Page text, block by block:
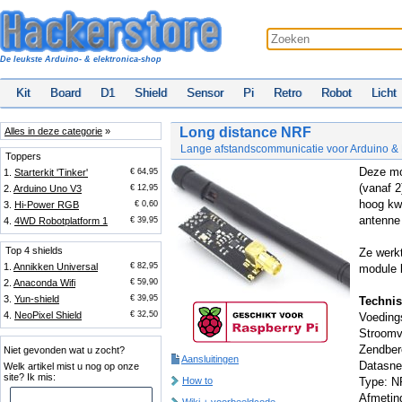
De leukste Arduino- & elektronica-shop
Kit Board D1 Shield Sensor Pi Retro Robot Licht
Alles in deze categorie »
Toppers
1. Starterkit 'Tinker' € 64,95
2. Arduino Uno V3 € 12,95
3. Hi-Power RGB € 0,60
4. 4WD Robotplatform 1 € 39,95
Top 4 shields
1. Annikken Universal € 82,95
2. Anaconda Wifi € 59,90
3. Yun-shield € 39,95
4. NeoPixel Shield € 32,50
Niet gevonden wat u zocht?
Welk artikel mist u nog op onze
site? Ik mis:
Long distance NRF
Lange afstandscommunicatie voor Arduino &
Aansluitingen
How to
Deze
(vanaf
hoog
Ze
module
Type: